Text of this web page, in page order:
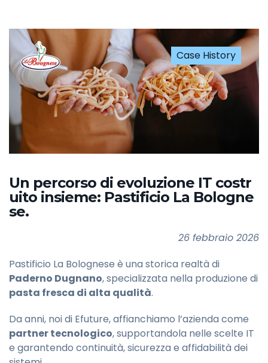
Case History
Un percorso di evoluzione IT costr
uito insieme: Pastificio La Bologne
se.
26 febbraio 2026
Pastificio La Bolognese è una storica realtà di
Paderno Dugnano, specializzata nella produzione di
pasta fresca di alta qualità.
Da anni, noi di Efuture,affianchiamo l’azienda come
partner tecnologico, supportandola nelle scelte IT
e garantendo continuità, sicurezza e affidabilità dei